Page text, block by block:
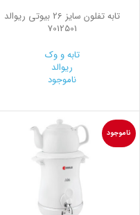
تابه تفلون سایز 26 بیوتی ریوالد
7012501
تابه و وک
ریوالد
ناموجود
ناموجود